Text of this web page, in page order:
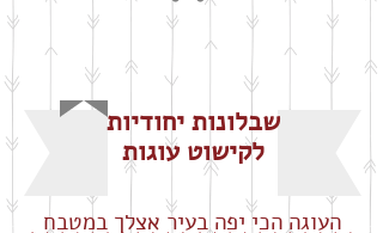
שבלונות יחודיות
לקישוט עוגות
העוגה הכי יפה בעיר אצלך במטבח